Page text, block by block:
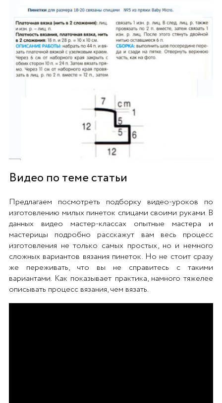
Видео по теме статьи
Предлагаем посмотреть подборку видео-уроков по
изготовлению милых пинеток спицами своими руками. В
данных видео мастер-классах опытные мастера и
мастерицы подробно расскажут вам весь процесс
изготовления не только самых простых, но и немного
сложных вариантов вязания пинеток. Но не стоит сразу
же переживать, что вы не справитесь с такими
вариантами. Как показывает практика, намного тяжелее
описывать процесс вязания, чем вязать.